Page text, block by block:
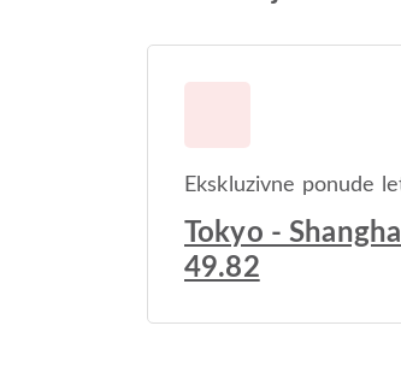
Ekskluzivne ponude
Tokyo -
49.82